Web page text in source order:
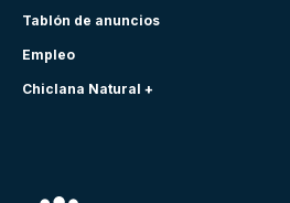
Tablón de anuncios
Empleo
Chiclana Natural +